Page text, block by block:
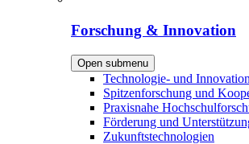
Forschung & Innovation
Open submenu
Technologie- und
Spitzenforschung und
Praxisnahe
Förderung und
Zukunftstechnologien